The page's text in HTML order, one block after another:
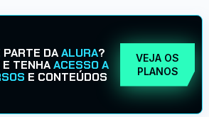
PARTE DAALURA?
E TENHAACESSO A
E CONTEÚDOS
VEJA OS
PLANOS